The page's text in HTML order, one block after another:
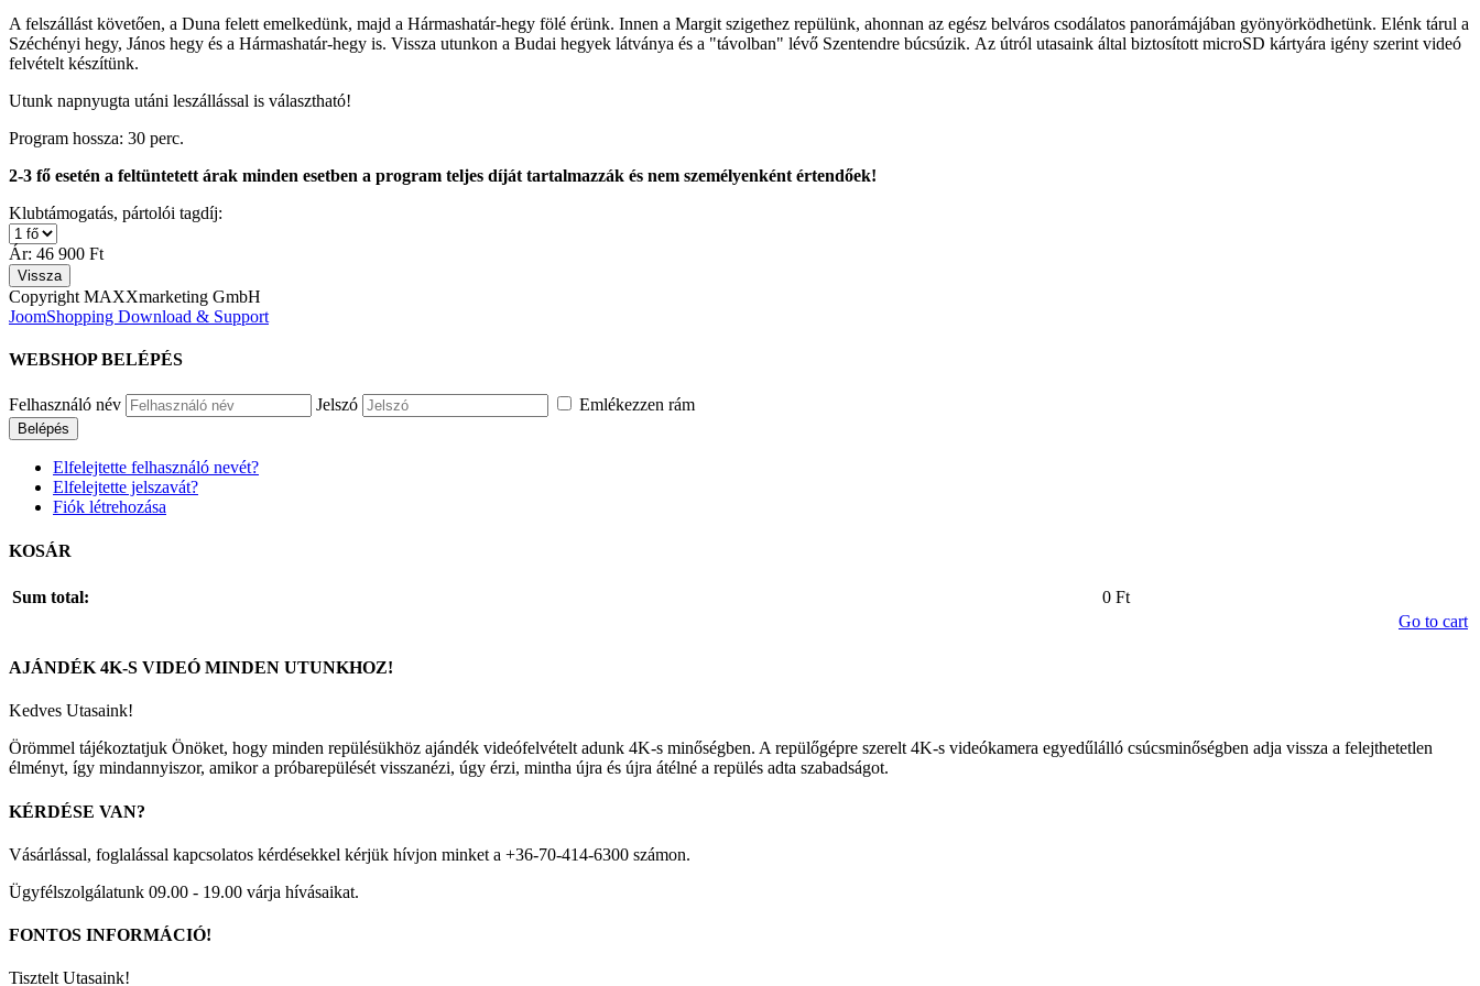
A felszállást követően, a Duna felett emelkedünk, majd a Hármashatár-hegy fölé érünk. Innen a Margit szigethez repülünk, ahonnan az egész belváros csodálatos panorámájában gyönyörködhetünk. Elénk tárul a
Széchényi hegy, János hegy és a Hármashatár-hegy is. Vissza utunkon a Budai hegyek látványa és a "távolban" lévő Szentendre búcsúzik. Az útról utasaink által biztosított microSD kártyára igény szerint videó
felvételt készítünk.
Utunk napnyugta utáni leszállással is választható!
Program hossza: 30 perc.
2-3 fő esetén a feltüntetett árak minden esetben a program teljes díját tartalmazzák és nem személyenként értendőek!
Klubtámogatás, pártolói tagdíj:
Ár: 46 900 Ft
Copyright MAXXmarketing GmbH
JoomShopping Download & Support
WEBSHOP BELÉPÉS
Felhasználó név Jelszó Emlékezzen rám
Belépés
Elfelejtette felhasználó nevét?
Elfelejtette jelszavát?
Fiók létrehozása
KOSÁR
Sum total:
0 Ft
Go to cart
AJÁNDÉK 4K-S VIDEÓ MINDEN UTUNKHOZ!
Kedves Utasaink!
Örömmel tájékoztatjuk Önöket, hogy minden repülésükhöz ajándék videófelvételt adunk 4K-s minőségben. A repülőgépre szerelt 4K-s videókamera egyedűlálló csúcsminőségben adja vissza a felejthetetlen
élményt, így mindannyiszor, amikor a próbarepülését visszanézi, úgy érzi, mintha újra és újra átélné a repülés adta szabadságot.
KÉRDÉSE VAN?
Vásárlással, foglalással kapcsolatos kérdésekkel kérjük hívjon minket a +36-70-414-6300 számon.
Ügyfélszolgálatunk 09.00 - 19.00 várja hívásaikat.
FONTOS INFORMÁCIÓ!
Tisztelt Utasaink!